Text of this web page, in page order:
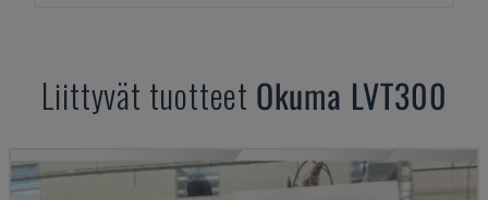
Liittyvät tuotteet Okuma LVT300